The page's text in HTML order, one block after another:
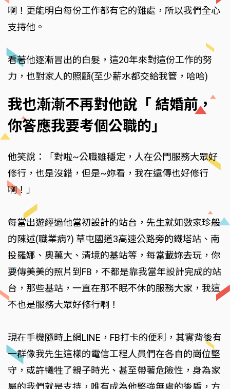
啊！更能明白每份工作都有它的難處，所以我們全心
支持他。
看著他逐漸冒出的白髮，這20年來對這份工作的努
力，也對家人的照顧(至少薪水都交給我管，哈哈)
我也漸漸不再對他說「 結婚前，
你答應我要考個公職的」
他笑說：「對啦~公職雖穩定，人在公門服務大眾好
修行，也是沒錯，但是~妳看，我在遠傳也好修行
啊！」
每當出遊經過他當初設計的站台，先生就如數家珍般
的陳述(職業病?) 草屯國道3高速公路旁的鐵塔站、南
投羅娜、奧萬大、清境的基站等，每當載妳去玩，你
要傳美美的照片到FB，不都是靠我當年設計完成的站
台，那些基站，一直在那不眠不休的服務大家，我這
不也是服務大眾好修行啊！
現在手機隨時上網LINE，FB打卡的便利，其實背後有
一群像我先生這樣的電信工程人員們在各自的崗位堅
守，或許犧牲了親子時光、甚至帶著危險性，身為家
屬的我們就是支持，唯有成為他堅強無虞的後盾，方